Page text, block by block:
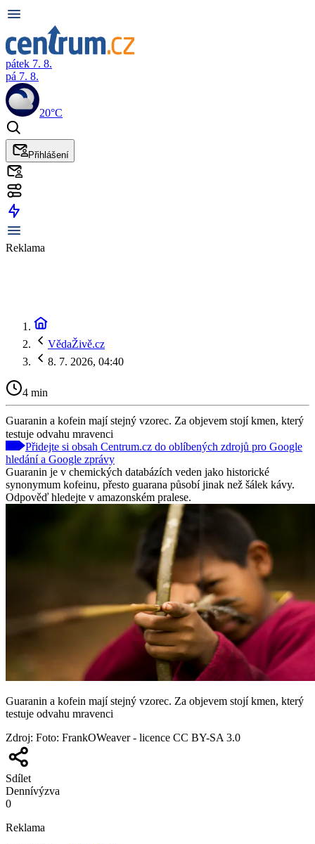
pátek 7. 8.
pá 7. 8.
20°C
Přihlášení
Reklama
VědaŽivě.cz
8. 7. 2026, 04:40
4 min
Guaranin a kofein mají stejný vzorec. Za objevem stojí kmen, který
testuje odvahu mravenci
Přidejte si obsah Centrum.cz do oblíbených zdrojů pro Google
hledání a Google zprávy
Guaranin je v chemických databázích veden jako historické
synonymum kofeinu, přesto guarana působí jinak než šálek kávy.
Odpověď hledejte v amazonském pralese.
Guaranin a kofein mají stejný vzorec. Za objevem stojí kmen, který
testuje odvahu mravenci
Zdroj: Foto: FrankOWeaver - licence CC BY-SA 3.0
Sdílet
Dennívýzva
0
Reklama